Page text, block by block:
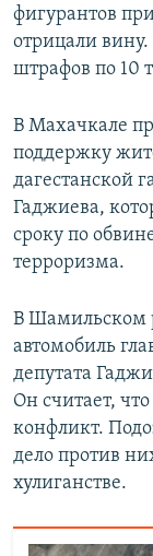
фигурантов
отрицали
штрафов по 10
В Махачкале
поддержку
дагестанской
Гаджиева,
сроку по
терроризма.
В Шамильском
автомобиль
депутата
Он считает,
конфликт.
дело против
хулиганстве.